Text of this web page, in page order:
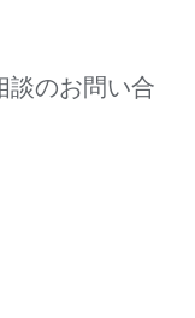
談のお問い合